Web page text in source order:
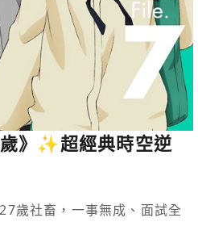
》✨超經典時空逆
歲社畜，一事無成、面試全